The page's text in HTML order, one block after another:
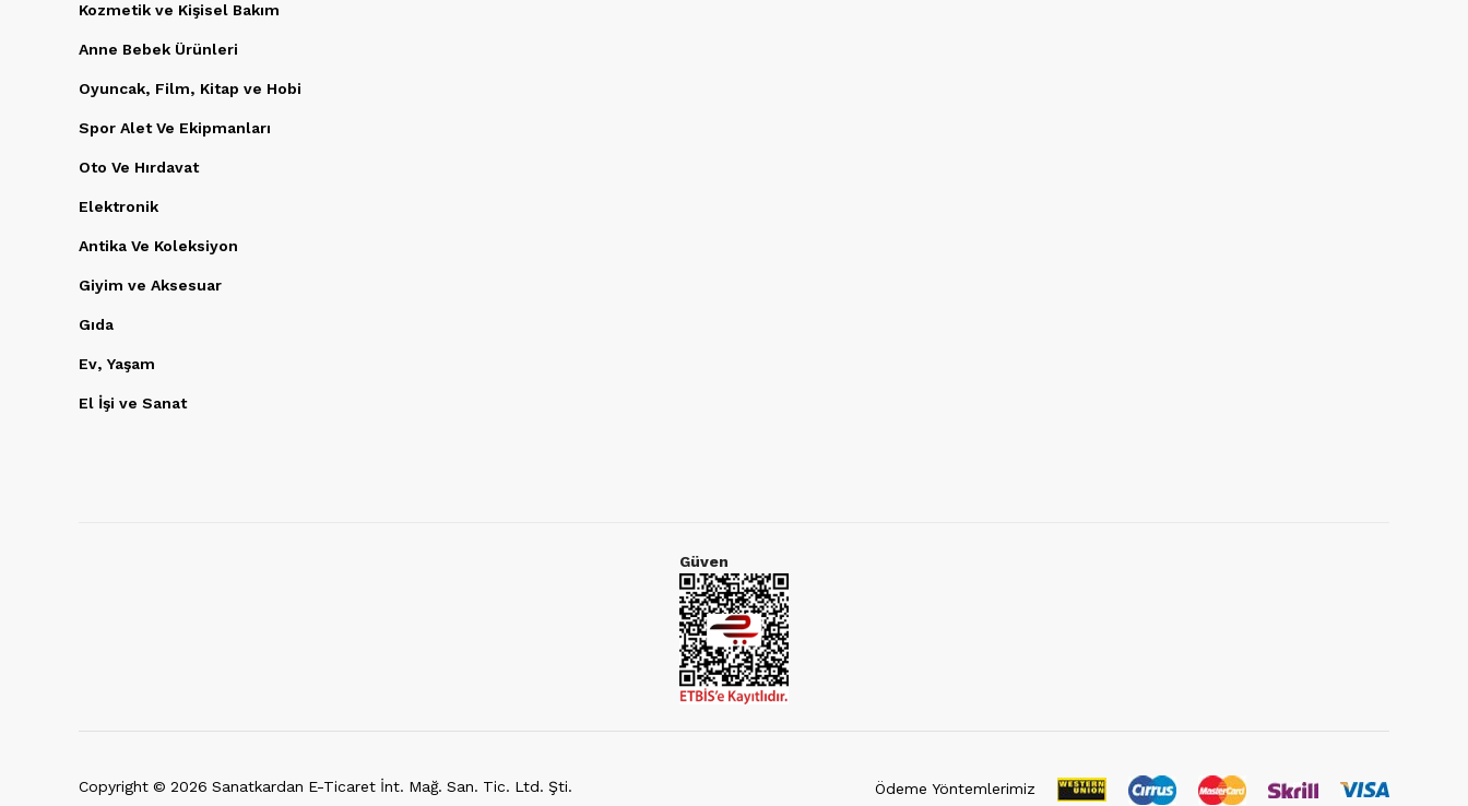
Kozmetik ve Kişisel Bakım
Anne Bebek Ürünleri
Oyuncak, Film, Kitap ve Hobi
Spor Alet Ve Ekipmanları
Oto Ve Hırdavat
Elektronik
Antika Ve Koleksiyon
Giyim ve Aksesuar
Gıda
Ev, Yaşam
El İşi ve Sanat
Güven
Copyright © 2026 Sanatkardan E-Ticaret İnt. Mağ. San. Tic. Ltd. Şti. Ödeme Yöntemlerimiz